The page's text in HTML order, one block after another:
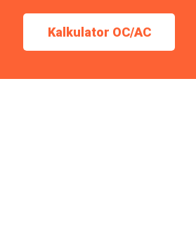
Kalkulator OC/AC